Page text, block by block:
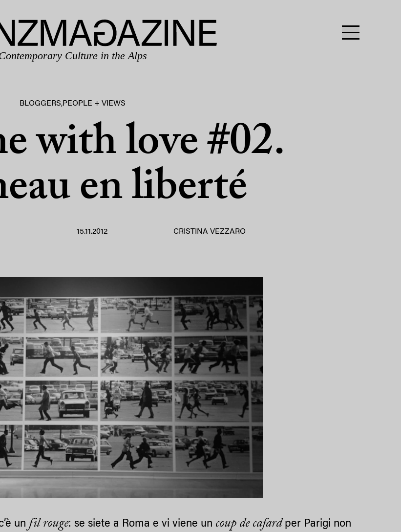
Culture in the Alps
BLOGGERS,PEOPLE + VIEWS
with love #02.
en liberté
15.11.2012 CRISTINA VEZZARO
un fil rouge: se siete a Roma e vi viene un coup de cafardper Parigi non